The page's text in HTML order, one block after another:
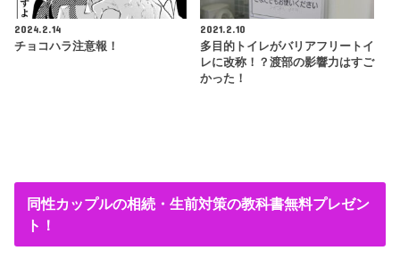
2024.2.14
チョコハラ注意報！
2021.2.10
多目的トイレがバリアフリートイ
レに改称！？渡部の影響力はすご
かった！
同性カップルの相続・生前対策の教科書無料プレゼン
ト！